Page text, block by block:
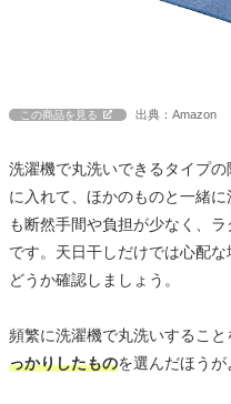
この商品を見る 出典：Amazon
洗濯機で丸洗いできるタイプ
に入れて、ほかのものと一緒
も断然手間や負担が少なく、
です。天日干しだけでは心配
どうか確認しましょう。
頻繁に洗濯機で丸洗いすること
っかりしたものを選んだほうが